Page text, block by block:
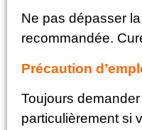
Ne pas dépasser
recommandée.
Précaution
Toujours
particulièrement si